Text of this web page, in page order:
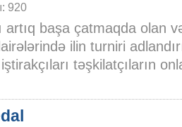
920
artıq başa çatmaqda olan
ilin turniri
təşkilatçıların